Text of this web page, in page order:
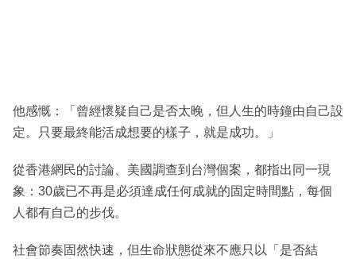
他感慨：「曾經懷疑自己是否太晚，但人生的時鐘由自己設
定。只要最終能活成想要的樣子，就是成功。」
從香港網民的討論、美國調查到台灣個案，都指出同一現
象：30歲已不再是必須達成任何成就的固定時間點，每個
人都有自己的步伐。
社會節奏固然快速，但生命狀態從來不應只以「是否結